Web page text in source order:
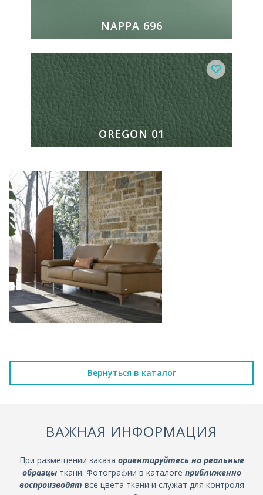
NAPPA 696
OREGON 01
Вернуться в каталог
ВАЖНАЯ ИНФОРМАЦИЯ
При размещении заказа ориентируйтесь на реальные
образцыткани. Фотографии в каталоге приближенно
воспроизводят все цвета ткани и служат для контроля